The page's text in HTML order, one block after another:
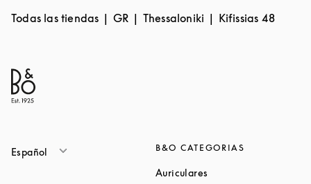
Todas las tiendas GR Thessaloniki Kifissias 48
Español B&O CATEGORIAS
Auriculares